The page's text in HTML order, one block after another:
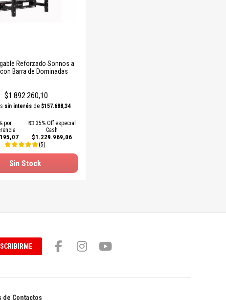
Reforzado Sonnos a
Barra de Dominadas
$1.892.260,10
sin interés de$157.688,34
por
💵 35% Off especial
Cash
$1.229.969,06
(5)
Sin Stock
de Contactos